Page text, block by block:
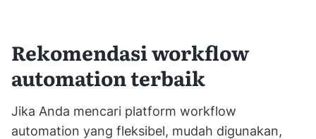
Rekomendasi workflow
automation terbaik
Jika Anda mencari platform workflow
automation yang fleksibel, mudah digunakan,